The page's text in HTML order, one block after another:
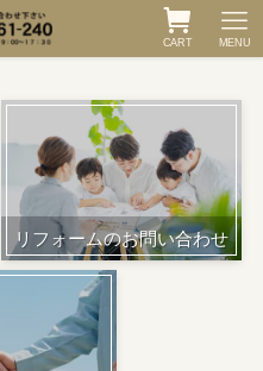
CART MENU
リフォームのお問い合わせ